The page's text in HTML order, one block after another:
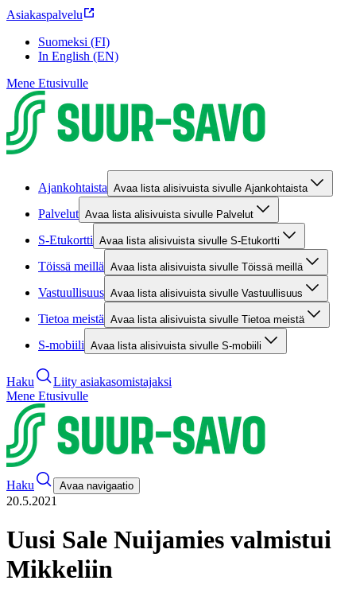
Asiakaspalvelu
Suomeksi (FI)
In English (EN)
Mene Etusivulle
Ajankohtaista Avaa lista alisivuista sivulle Ajankohtaista
Palvelut Avaa lista alisivuista sivulle Palvelut
S-Etukortti Avaa lista alisivuista sivulle S-Etukortti
Töissä meillä Avaa lista alisivuista sivulle Töissä meillä
Vastuullisuus Avaa lista alisivuista sivulle Vastuullisuus
Tietoa meistä Avaa lista alisivuista sivulle Tietoa meistä
S-mobiili Avaa lista alisivuista sivulle S-mobiili
Haku
Liity asiakasomistajaksi
Mene Etusivulle
Haku Avaa navigaatio
20.5.2021
Uusi Sale Nuijamies valmistui
Mikkeliin